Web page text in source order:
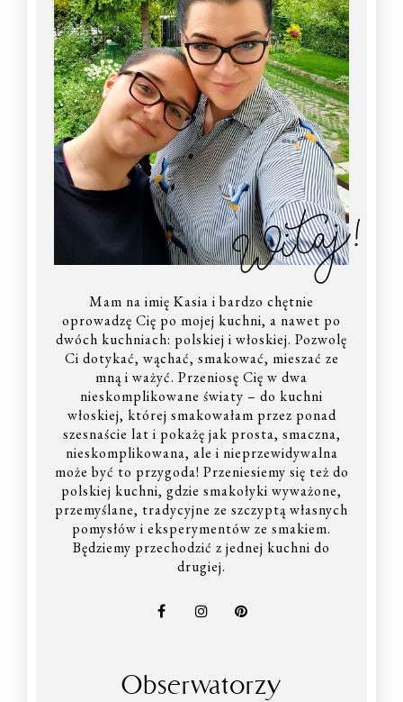
Witaj!
Mam na imię Kasia i bardzo chętnie
oprowadzę Cię po mojej kuchni, a nawet po
dwóch kuchniach: polskiej i włoskiej. Pozwolę
Ci dotykać, wąchać, smakować, mieszać ze
mną i ważyć. Przeniosę Cię w dwa
nieskomplikowane światy – do kuchni
włoskiej, której smakowałam przez ponad
szesnaście lat i pokażę jak prosta, smaczna,
nieskomplikowana, ale i nieprzewidywalna
może być to przygoda! Przeniesiemy się też do
polskiej kuchni, gdzie smakołyki wyważone,
przemyślane, tradycyjne ze szczyptą własnych
pomysłów i eksperymentów ze smakiem.
Będziemy przechodzić z jednej kuchni do
drugiej.
Obserwatorzy